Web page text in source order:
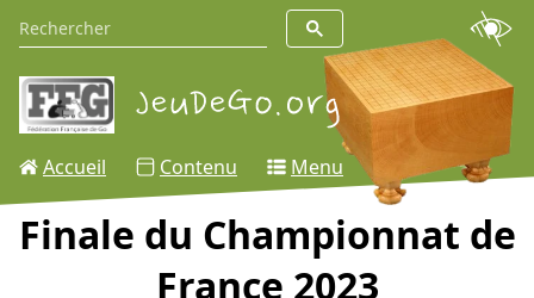
Accueil Contenu Menu
Finale du Championnat de
France 2023